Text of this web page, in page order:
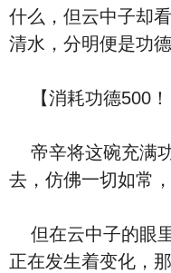
什么，但云中子却
清水，分明便是功德
【消耗功德500！
帝辛将这碗充满
去，仿佛一切如常
但在云中子的眼
正在发生着变化，